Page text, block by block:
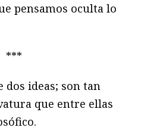
pensamos oculta lo
***
dos ideas; son tan
que entre ellas